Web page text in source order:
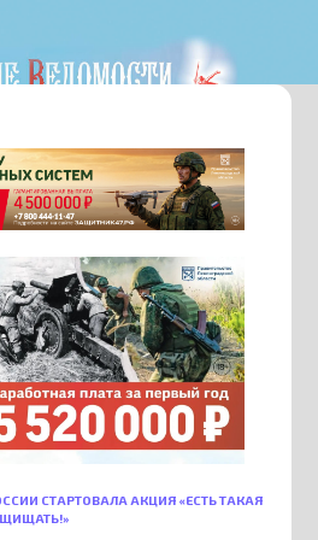
СТАРТОВАЛА АКЦИЯ «ЕСТЬ ТАКАЯ